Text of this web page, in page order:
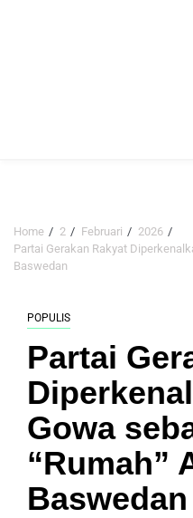
Home 2 Februari
2026
Partai Gerakan Rakyat
Baswedan
POPULIS
Partai
Gowa
“Rumah”
Baswedan